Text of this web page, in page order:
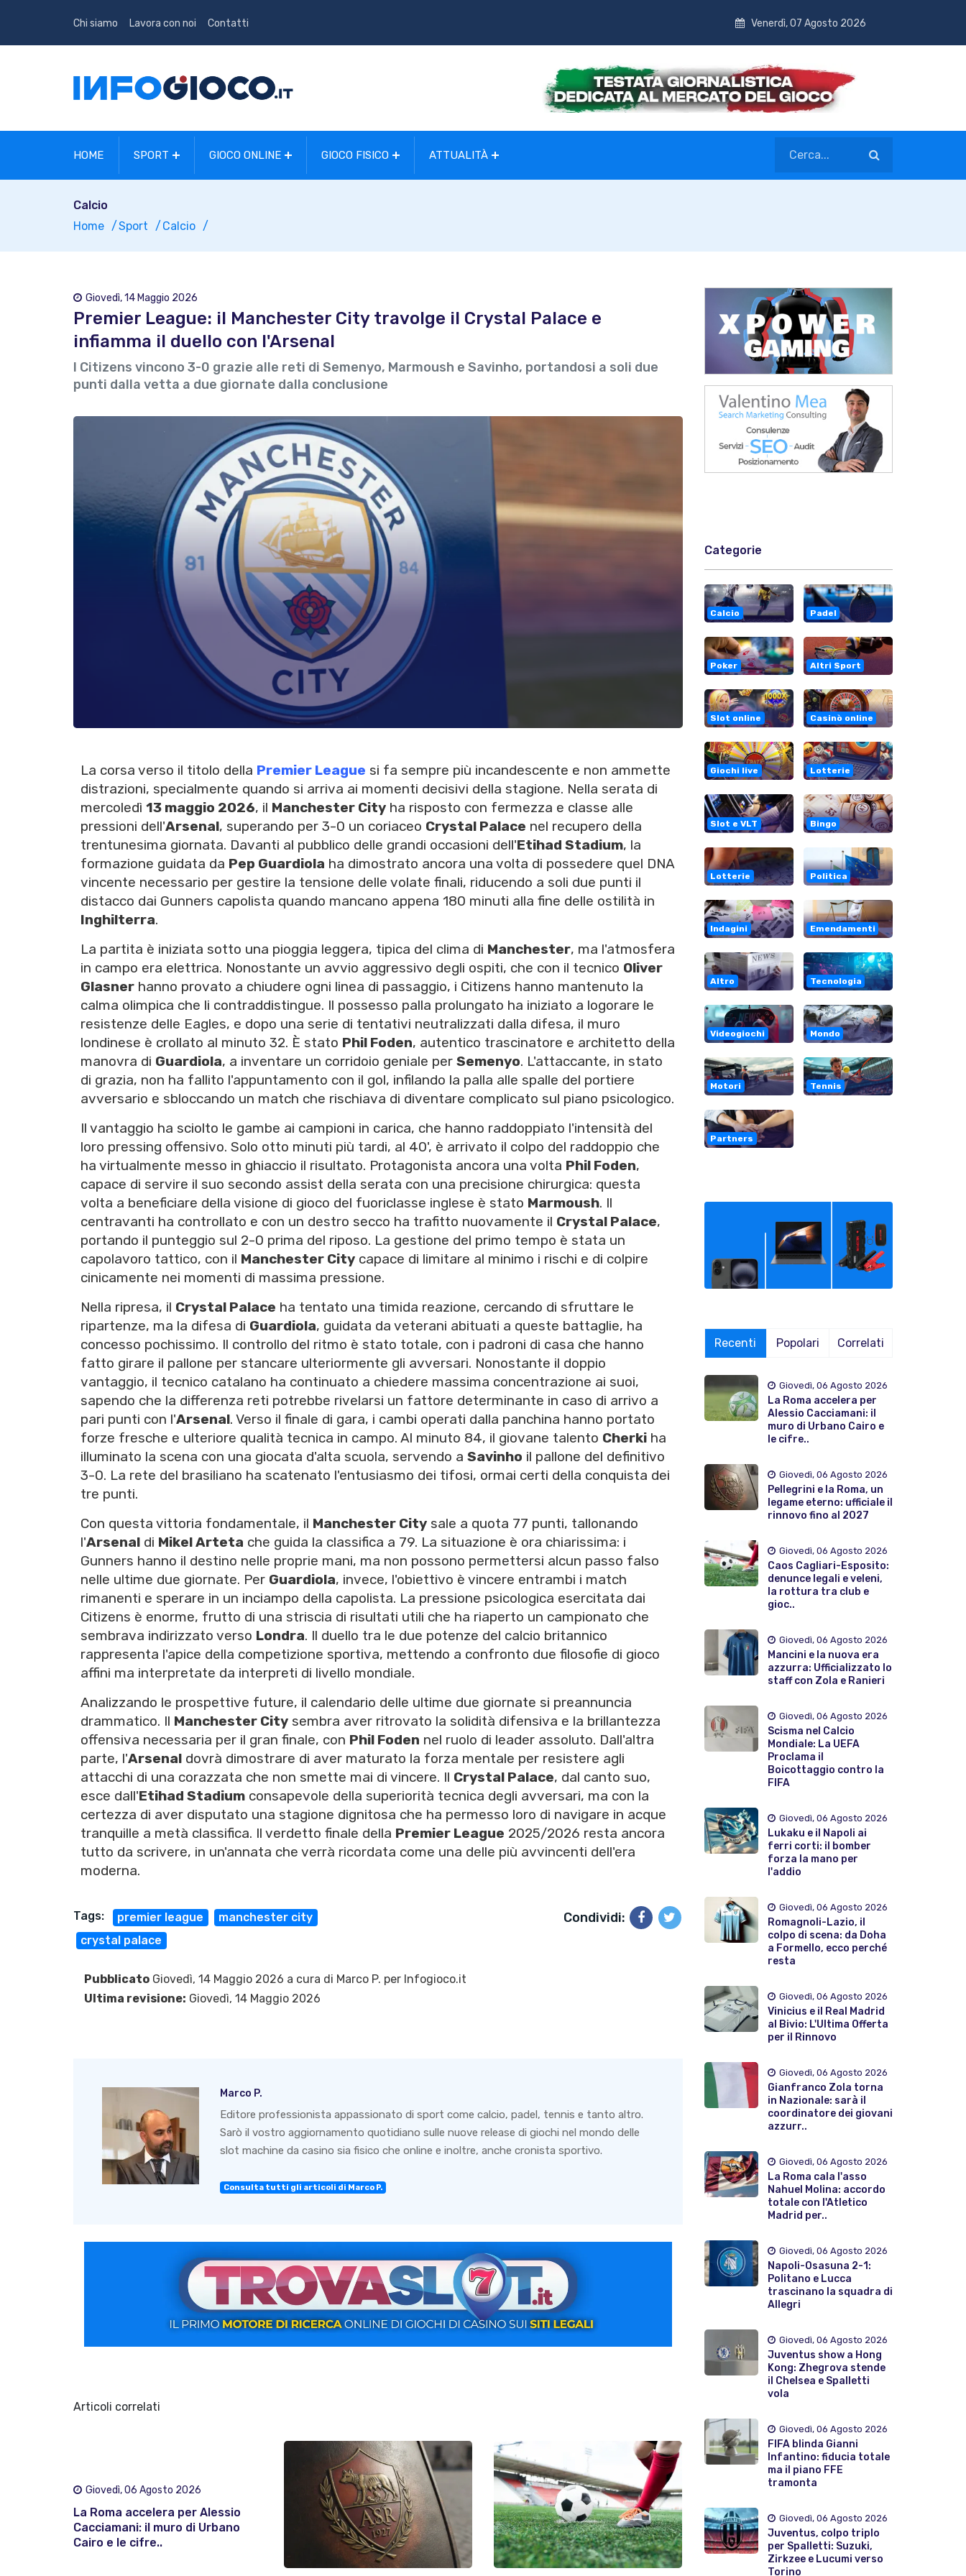
Chi siamo Lavora con noi Contatti Venerdì, 07 Agosto 2026
HOME SPORT GIOCO ONLINE GIOCO FISICO ATTUALITÀ
Calcio
Home
Sport Calcio
Giovedì, 14 Maggio 2026
Premier League: il Manchester City travolge il Crystal Palace e
infiamma il duello con l'Arsenal
I Citizens vincono 3-0 grazie alle reti di Semenyo, Marmoush e Savinho, portandosi a soli due
punti dalla vetta a due giornate dalla conclusione
La corsa verso il titolo della Premier League si fa sempre più incandescente e non ammette
distrazioni, specialmente quando si arriva ai momenti decisivi della stagione. Nella serata di
mercoledì 13 maggio 2026, il Manchester City ha risposto con fermezza e classe alle
pressioni dell'Arsenal, superando per 3-0 un coriaceo Crystal Palace nel recupero della
trentunesima giornata. Davanti al pubblico delle grandi occasioni dell'Etihad Stadium, la
formazione guidata da Pep Guardiola ha dimostrato ancora una volta di possedere quel DNA
vincente necessario per gestire la tensione delle volate finali, riducendo a soli due punti il
distacco dai Gunners capolista quando mancano appena 180 minuti alla fine delle ostilità in
Inghilterra.
La partita è iniziata sotto una pioggia leggera, tipica del clima di Manchester, ma l'atmosfera
in campo era elettrica. Nonostante un avvio aggressivo degli ospiti, che con il tecnico Oliver
Glasner hanno provato a chiudere ogni linea di passaggio, i Citizens hanno mantenuto la
calma olimpica che li contraddistingue. Il possesso palla prolungato ha iniziato a logorare le
resistenze delle Eagles, e dopo una serie di tentativi neutralizzati dalla difesa, il muro
londinese è crollato al minuto 32. È stato Phil Foden, autentico trascinatore e architetto della
manovra di Guardiola, a inventare un corridoio geniale per Semenyo. L'attaccante, in stato
di grazia, non ha fallito l'appuntamento con il gol, infilando la palla alle spalle del portiere
avversario e sbloccando un match che rischiava di diventare complicato sul piano psicologico.
Il vantaggio ha sciolto le gambe ai campioni in carica, che hanno raddoppiato l'intensità del
loro pressing offensivo. Solo otto minuti più tardi, al 40', è arrivato il colpo del raddoppio che
ha virtualmente messo in ghiaccio il risultato. Protagonista ancora una volta Phil Foden,
capace di servire il suo secondo assist della serata con una precisione chirurgica: questa
volta a beneficiare della visione di gioco del fuoriclasse inglese è stato Marmoush. Il
centravanti ha controllato e con un destro secco ha trafitto nuovamente il Crystal Palace,
portando il punteggio sul 2-0 prima del riposo. La gestione del primo tempo è stata un
capolavoro tattico, con il Manchester City capace di limitare al minimo i rischi e di colpire
cinicamente nei momenti di massima pressione.
Nella ripresa, il Crystal Palace ha tentato una timida reazione, cercando di sfruttare le
ripartenze, ma la difesa di Guardiola, guidata da veterani abituati a queste battaglie, ha
concesso pochissimo. Il controllo del ritmo è stato totale, con i padroni di casa che hanno
fatto girare il pallone per stancare ulteriormente gli avversari. Nonostante il doppio
vantaggio, il tecnico catalano ha continuato a chiedere massima concentrazione ai suoi,
sapendo che la differenza reti potrebbe rivelarsi un fattore determinante in caso di arrivo a
pari punti con l'Arsenal. Verso il finale di gara, i cambi operati dalla panchina hanno portato
forze fresche e ulteriore qualità tecnica in campo. Al minuto 84, il giovane talento Cherki ha
illuminato la scena con una giocata d'alta scuola, servendo a Savinho il pallone del definitivo
3-0. La rete del brasiliano ha scatenato l'entusiasmo dei tifosi, ormai certi della conquista dei
tre punti.
Con questa vittoria fondamentale, il Manchester City sale a quota 77 punti, tallonando
l'Arsenal di Mikel Arteta che guida la classifica a 79. La situazione è ora chiarissima: i
Gunners hanno il destino nelle proprie mani, ma non possono permettersi alcun passo falso
nelle ultime due giornate. Per Guardiola, invece, l'obiettivo è vincere entrambi i match
rimanenti e sperare in un inciampo della capolista. La pressione psicologica esercitata dai
Citizens è enorme, frutto di una striscia di risultati utili che ha riaperto un campionato che
sembrava indirizzato verso Londra. Il duello tra le due potenze del calcio britannico
rappresenta l'apice della competizione sportiva, mettendo a confronto due filosofie di gioco
affini ma interpretate da interpreti di livello mondiale.
Analizzando le prospettive future, il calendario delle ultime due giornate si preannuncia
drammatico. Il Manchester City sembra aver ritrovato la solidità difensiva e la brillantezza
offensiva necessaria per il gran finale, con Phil Foden nel ruolo di leader assoluto. Dall'altra
parte, l'Arsenal dovrà dimostrare di aver maturato la forza mentale per resistere agli
attacchi di una corazzata che non smette mai di vincere. Il Crystal Palace, dal canto suo,
esce dall'Etihad Stadium consapevole della superiorità tecnica degli avversari, ma con la
certezza di aver disputato una stagione dignitosa che ha permesso loro di navigare in acque
tranquille a metà classifica. Il verdetto finale della Premier League 2025/2026 resta ancora
tutto da scrivere, in un'annata che verrà ricordata come una delle più avvincenti dell'era
moderna.
Tags: premier league
manchester city
crystal palace
Condividi:
Pubblicato Giovedì, 14 Maggio 2026 a cura di Marco P. per Infogioco.it
Ultima revisione: Giovedì, 14 Maggio 2026
Marco P.
Editore professionista appassionato di sport come calcio, padel, tennis e tanto altro.
Sarò il vostro aggiornamento quotidiano sulle nuove release di giochi nel mondo delle
slot machine da casino sia fisico che online e inoltre, anche cronista sportivo.
Consulta tutti gli articoli di Marco P.
Articoli correlati
Giovedì, 06 Agosto 2026
La Roma accelera per Alessio
Cacciamani: il muro di Urbano
Cairo e le cifre..
Categorie
Calcio Padel
Poker Altri Sport
Slot online Casinò online
Giochi live Lotterie
Slot e VLT Bingo
Lotterie Politica
Indagini Emendamenti
Altro Tecnologia
Videogiochi Mondo
Motori Tennis
Partners
Recenti Popolari Correlati
Giovedì, 06 Agosto 2026
La Roma accelera per
Alessio Cacciamani: il
muro di Urbano Cairo e
le cifre..
Giovedì, 06 Agosto 2026
Pellegrini e la Roma, un
legame eterno: ufficiale il
rinnovo fino al 2027
Giovedì, 06 Agosto 2026
Caos Cagliari-Esposito:
denunce legali e veleni,
la rottura tra club e
gioc..
Giovedì, 06 Agosto 2026
Mancini e la nuova era
azzurra: Ufficializzato lo
staff con Zola e Ranieri
Giovedì, 06 Agosto 2026
Scisma nel Calcio
Mondiale: La UEFA
Proclama il
Boicottaggio contro la
FIFA
Giovedì, 06 Agosto 2026
Lukaku e il Napoli ai
ferri corti: il bomber
forza la mano per
l'addio
Giovedì, 06 Agosto 2026
Romagnoli-Lazio, il
colpo di scena: da Doha
a Formello, ecco perché
resta
Giovedì, 06 Agosto 2026
Vinicius e il Real Madrid
al Bivio: L'Ultima Offerta
per il Rinnovo
Giovedì, 06 Agosto 2026
Gianfranco Zola torna
in Nazionale: sarà il
coordinatore dei giovani
azzurr..
Giovedì, 06 Agosto 2026
La Roma cala l'asso
Nahuel Molina: accordo
totale con l'Atletico
Madrid per..
Giovedì, 06 Agosto 2026
Napoli-Osasuna 2-1:
Politano e Lucca
trascinano la squadra di
Allegri
Giovedì, 06 Agosto 2026
Juventus show a Hong
Kong: Zhegrova stende
il Chelsea e Spalletti
vola
Giovedì, 06 Agosto 2026
FIFA blinda Gianni
Infantino: fiducia totale
ma il piano FFE
tramonta
Giovedì, 06 Agosto 2026
Juventus, colpo triplo
per Spalletti: Suzuki,
Zirkzee e Lucumi verso
Torino